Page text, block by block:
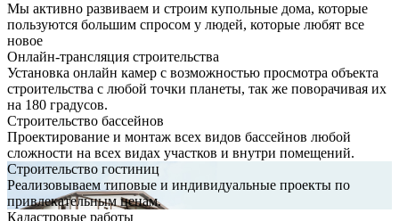
Мы активно развиваем и строим купольные дома, которые
пользуются большим спросом у людей, которые любят все
новое
Онлайн-трансляция строительства
Установка онлайн камер с возможностью просмотра объекта
строительства с любой точки планеты, так же поворачивая их
на 180 градусов.
Строительство бассейнов
Проектирование и монтаж всех видов бассейнов любой
сложности на всех видах участков и внутри помещений.
Строительство гостиниц
Реализовываем типовые и индивидуальные проекты по
привлекательным ценам.
Кадастровые работы